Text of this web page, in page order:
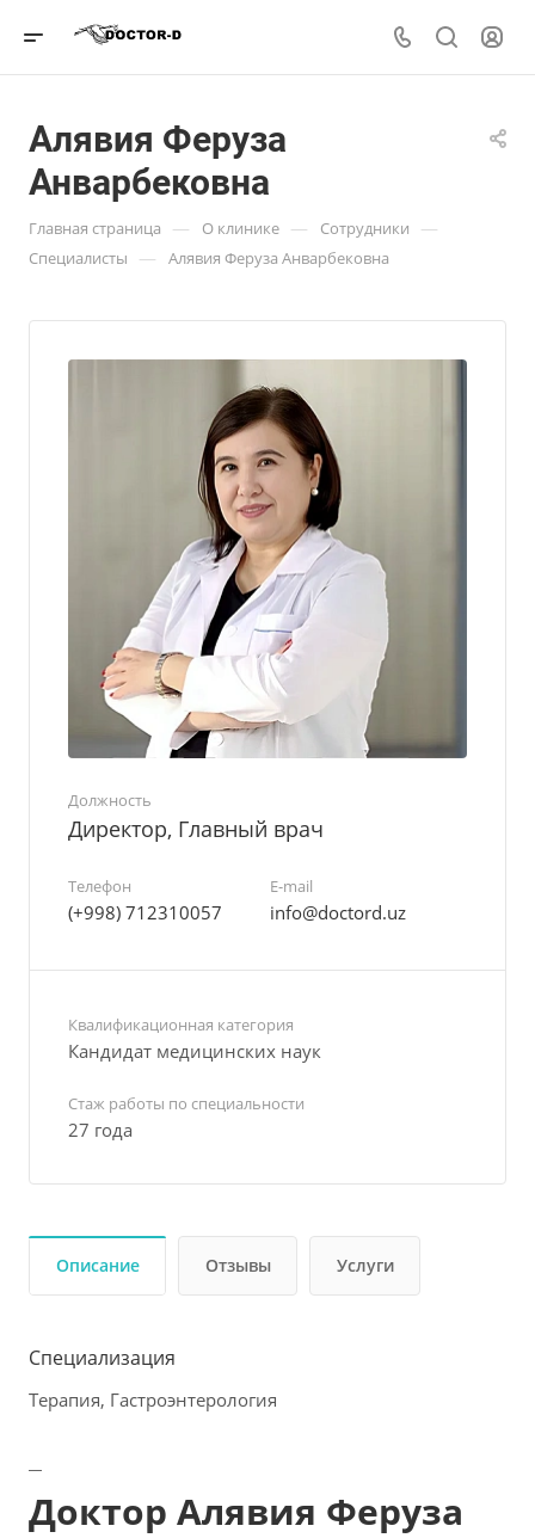
Алявия Феруза
Анварбековна
Главная страница — О клинике — Сотрудники —
Специалисты — Алявия Феруза Анварбековна
Должность
Директор, Главный врач
Телефон
(+998) 712310057
E-mail
info@doctord.uz
Квалификационная категория
Кандидат медицинских наук
Стаж работы по специальности
27 года
Описание Отзывы Услуги
Специализация
Терапия, Гастроэнтерология
Доктор Алявия Феруза